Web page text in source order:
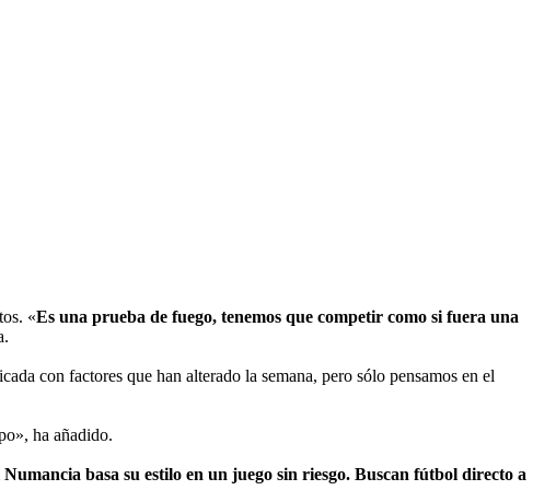
«Es una prueba de fuego, tenemos que competir como si fuera una
con factores que han alterado la semana, pero sólo pensamos en el
ha añadido.
Numancia basa su estilo en un juego sin riesgo. Buscan fútbol directo a